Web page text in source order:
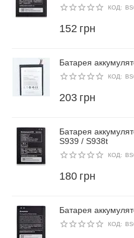
КОД:
152 грн
Батарея
КОД:
203 грн
Батарея
S939 / S938t
КОД:
180 грн
Батарея
КОД: